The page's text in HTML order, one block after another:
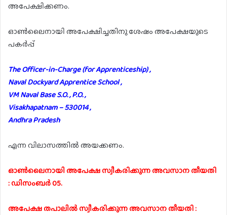
അപേക്ഷിക്കണം.
ഓൺലൈനായി അപേക്ഷിച്ചതിനു ശേഷം അപേക്ഷയുടെ
പകർപ്പ്
The Officer-in-Charge (for Apprenticeship) ,
Naval Dockyard Apprentice School ,
VM Naval Base S.O. , P.O. ,
Visakhapatnam – 530014 ,
Andhra Pradesh
എന്ന വിലാസത്തിൽ അയക്കണം.
ഓൺലൈനായി അപേക്ഷ സ്വീകരിക്കുന്ന അവസാന തീയതി
: ഡിസംബർ 05.
അപേക്ഷ തപാലിൽ സ്വീകരിക്കുന്ന അവസാന തീയതി :